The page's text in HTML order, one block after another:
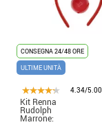
CONSEGNA 24/48 ORE
ULTIME UNITÀ
4.34/5.00
Kit Renna
Rudolph
Marrone: